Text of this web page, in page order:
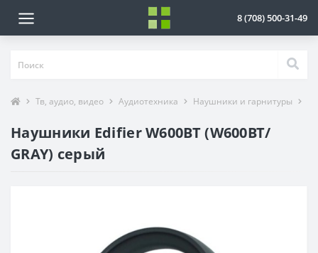
8 (708) 500-31-49
Тв, аудио, видео Аудиотехника Наушники и гарнитуры
Наушники Edifier W600BT (W600BT/
GRAY) серый